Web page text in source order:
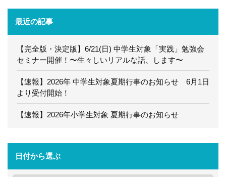
最近の記事
【完全版・決定版】6/21(日) 中学生対象「実践」勉強会
セミナー開催！〜生々しいリアルな話、します〜
【速報】2026年 中学生対象夏期行事のお知らせ 6月1日
より受付開始！
【速報】2026年小学生対象 夏期行事のお知らせ
日付から選ぶ